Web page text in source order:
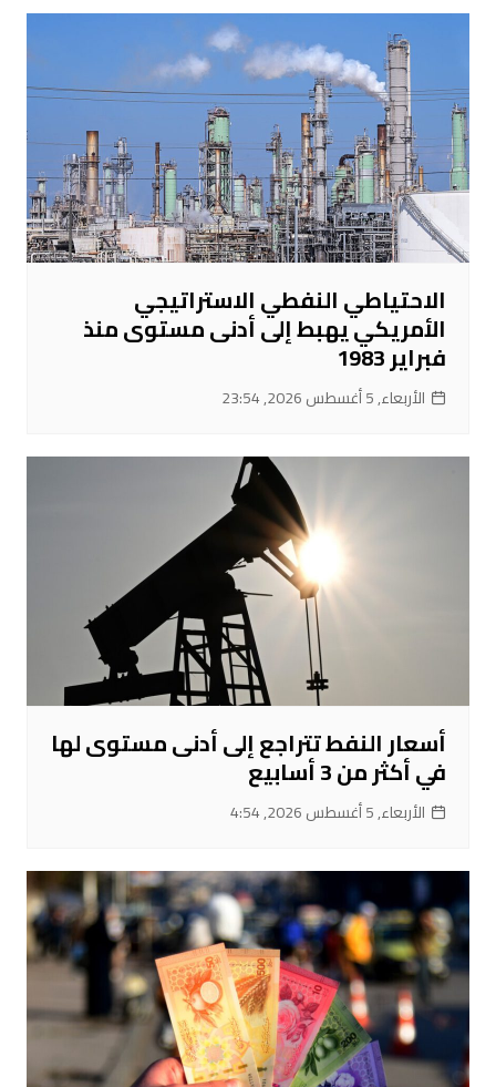
الاحتياطي النفطي الاستراتيجي
الأمريكي يهبط إلى أدنى مستوى منذ
فبراير 1983
الأربعاء, 5 أغسطس 2026, 23:54
أسعار النفط تتراجع إلى أدنى مستوى لها
في أكثر من 3 أسابيع
الأربعاء, 5 أغسطس 2026, 4:54